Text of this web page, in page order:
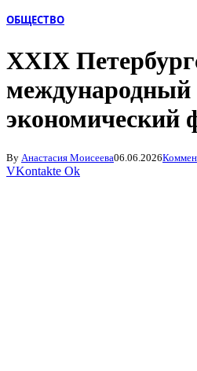
ОБЩЕСТВО
XXIX
международный
экономический
By Анастасия Моисеева06.06.2026
VKontakte Ok